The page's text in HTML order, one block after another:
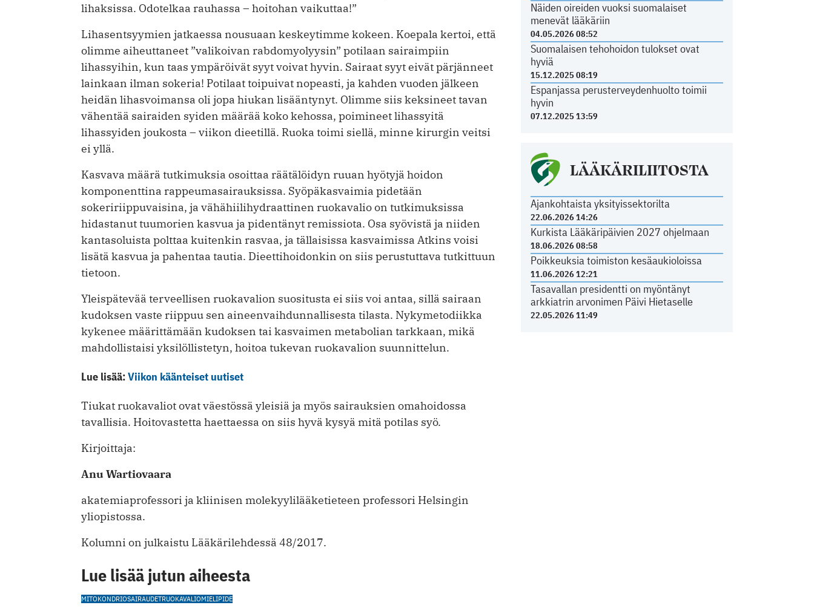
Näiden oireiden vuoksi suomalaiset
menevät lääkäriin
04.05.2026 08:52
Suomalaisen tehohoidon tulokset ovat
hyviä
15.12.2025 08:19
Espanjassa perusterveydenhuolto toimii
hyvin
07.12.2025 13:59
LÄÄKÄRILIITOSTA
Ajankohtaista yksityissektorilta
22.06.2026 14:26
Kurkista Lääkäripäivien 2027 ohjelmaan
18.06.2026 08:58
Poikkeuksia toimiston kesäaukioloissa
11.06.2026 12:21
Tasavallan presidentti on myöntänyt
arkkiatrin arvonimen Päivi Hietaselle
22.05.2026 11:49
lihaksissa. Odotelkaa rauhassa – hoitohan vaikuttaa!”
Lihasentsyymien jatkaessa nousuaan keskeytimme kokeen. Koepala kertoi, että
olimme aiheuttaneet ”valikoivan rabdomyolyysin” potilaan sairaimpiin
lihassyihin, kun taas ympä­röivät syyt voivat hyvin. Sairaat syyt eivät pärjänneet
lainkaan ilman sokeria! Potilaat toipuivat nopeasti, ja kahden vuoden jälkeen
heidän lihasvoimansa oli jopa hiukan lisääntynyt. Olimme siis keksineet tavan
vähentää sairaiden syiden määrää koko kehossa, poimineet lihassyitä
lihassyiden joukosta – viikon dieetillä. Ruoka toimi siellä, minne kirurgin veitsi
ei yllä.
Kasvava määrä tutkimuksia osoittaa räätälöidyn ruuan hyötyjä hoidon
komponenttina rappeumasairauksissa. Syöpäkasvaimia pidetään
sokeririippuvaisina, ja vähähiilihydraattinen ruokavalio on tutkimuksissa
hidastanut tuumorien kasvua ja pidentänyt remissiota. Osa syövistä ja niiden
kantasoluista polttaa kuitenkin rasvaa, ja tällaisissa kasvaimissa Atkins voisi
lisätä kasvua ja pahentaa tautia. Dieettihoidonkin on siis perustuttava tutkittuun
tietoon.
Yleispätevää terveellisen ruokavalion suositusta ei siis voi antaa, sillä sairaan
kudoksen vaste riippuu sen aineenvaihdunnallisesta tilasta. Nykymetodiikka
kykenee määrittämään kudoksen tai kasvaimen metabolian tarkkaan, mikä
mahdollistaisi yksilöllistetyn, hoitoa tukevan ruokavalion suunnittelun.
Lue lisää:Viikon käänteiset uutiset
Tiukat ruokavaliot ovat väestössä yleisiä ja myös sairauksien omahoidossa
tavallisia. Hoitovastetta haettaessa on siis hyvä kysyä mitä potilas syö.
Kirjoittaja:
Anu Wartiovaara
akatemiaprofessori ja kliinisen molekyylilääketieteen professori Helsingin
yliopistossa.
Kolumni on julkaistu Lääkärilehdessä 48/2017.
Lue lisää jutun aiheesta
MITOKONDRIOSAIRAUDETRUOKAVALIOMIELIPIDE